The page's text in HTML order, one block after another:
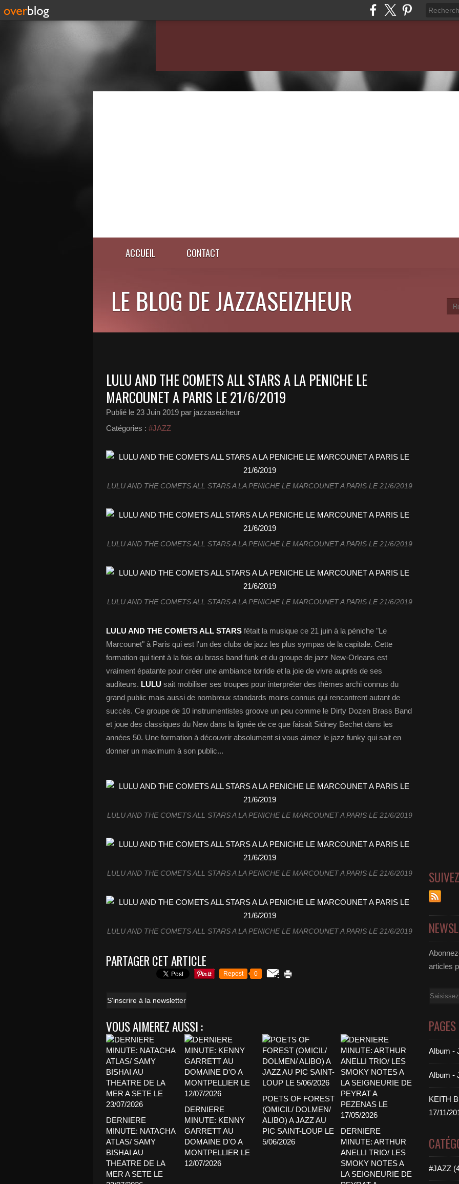
ACCUEIL CONTACT
LE BLOG DE JAZZASEIZHEUR
LULU AND THE COMETS ALL STARS A LA PENICHE LE
MARCOUNET A PARIS LE 21/6/2019
Publié le 23 Juin 2019 par jazzaseizheur
Catégories : #JAZZ
LULU AND THE COMETS ALL STARS A LA PENICHE LE MARCOUNET A PARIS LE 21/6/2019
LULU AND THE COMETS ALL STARS A LA PENICHE LE MARCOUNET A PARIS LE 21/6/2019
LULU AND THE COMETS ALL STARS A LA PENICHE LE MARCOUNET A PARIS LE 21/6/2019
LULU AND THE COMETS ALL STARS fêtait la musique ce 21 juin à la péniche "Le
Marcounet" à Paris qui est l'un des clubs de jazz les plus sympas de la capitale. Cette
formation qui tient à la fois du brass band funk et du groupe de jazz New-Orleans est
vraiment épatante pour créer une ambiance torride et la joie de vivre auprés de ses
auditeurs. LULU sait mobiliser ses troupes pour interpréter des thèmes archi connus du
grand public mais aussi de nombreux standards moins connus qui rencontrent autant de
succès. Ce groupe de 10 instrumentistes groove un peu comme le Dirty Dozen Brass Band
et joue des classiques du New dans la lignée de ce que faisait Sidney Bechet dans les
années 50. Une formation à découvrir absolument si vous aimez le jazz funky qui sait en
donner un maximum à son public...
LULU AND THE COMETS ALL STARS A LA PENICHE LE MARCOUNET A PARIS LE 21/6/2019
LULU AND THE COMETS ALL STARS A LA PENICHE LE MARCOUNET A PARIS LE 21/6/2019
LULU AND THE COMETS ALL STARS A LA PENICHE LE MARCOUNET A PARIS LE 21/6/2019
PARTAGER CET ARTICLE
Repost 0
S'inscrire à la newsletter
VOUS AIMEREZ AUSSI :
DERNIERE
MINUTE: NATACHA
ATLAS/ SAMY
BISHAI AU
THEATRE DE LA
MER A SETE LE
DERNIERE
MINUTE: KENNY
GARRETT AU
DOMAINE D'O A
MONTPELLIER LE
12/07/2026
POETS OF FOREST
(OMICIL/ DOLMEN/
ALIBO) A JAZZ AU
PIC SAINT-LOUP LE
5/06/2026
DERNIERE
MINUTE: ARTHUR
ANELLI TRIO/ LES
SMOKY NOTES A
LA SEIGNEURIE DE
articles
Email
PAGES
Album -
Album -
KEITH
17/11/
#JAZZ